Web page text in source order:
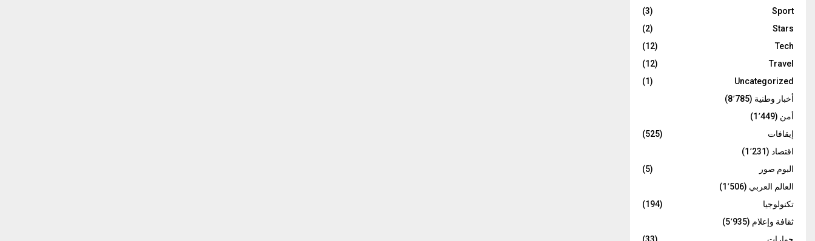
Sport
(3)
Stars
(2)
Tech
(12)
Travel
(12)
Uncategorized
(1)
أخبار وطنية (8٬785)
أمن (1٬449)
إيقافات
(525)
اقتصاد (1٬231)
البوم صور
(5)
العالم العربي (1٬506)
تكنولوجيا
(194)
ثقافة وإعلام (5٬935)